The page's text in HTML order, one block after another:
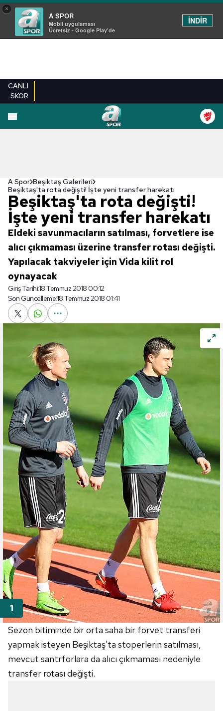
×
A SPOR
Mobil uygulaması
Ücretsiz - Google Play'de
İNDİR
CANLI
SKOR
EN YENILER
A Spor Beşiktaş Galerileri
Beşiktaş'ta rota değişti! İşte yeni transfer harekatı
Beşiktaş'ta rota değişti!
İşte yeni transfer harekatı
Eldeki savunmacıların satılması, forvetlere ise
alıcı çıkmaması üzerine transfer rotası değişti.
Yapılacak takviyeler için Vida kilit rol
oynayacak
Giriş Tarihi:18 Temmuz 2018 00:12
Son Güncelleme:18 Temmuz 2018 01:41
Sezon bitiminde bir orta saha bir forvet transferi
yapmak isteyen Beşiktaş'ta stoperlerin satılması,
mevcut santrforlara da alıcı çıkmaması nedeniyle
transfer rotası değişti.